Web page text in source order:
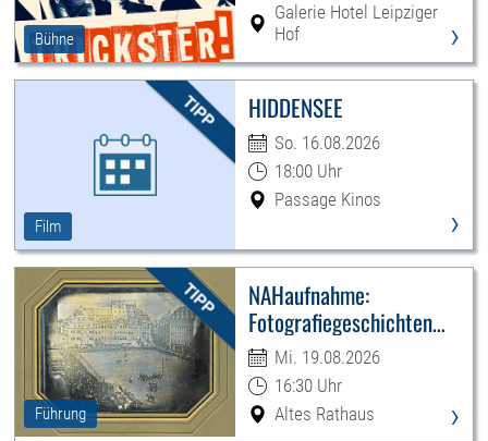
Bühne
Galerie Hotel Leipziger
Hof
›
Film
HIDDENSEE
So. 16.08.2026
18:00 Uhr
Passage Kinos
›
Führung
NAHaufnahme:
Fotografiegeschichten
Leipzigs
Mi. 19.08.2026
16:30 Uhr
Altes Rathaus
›